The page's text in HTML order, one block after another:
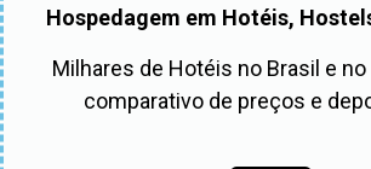
Hospedagem em Hotéis,
Milhares de Hotéis no Brasil e
comparativo de preços e